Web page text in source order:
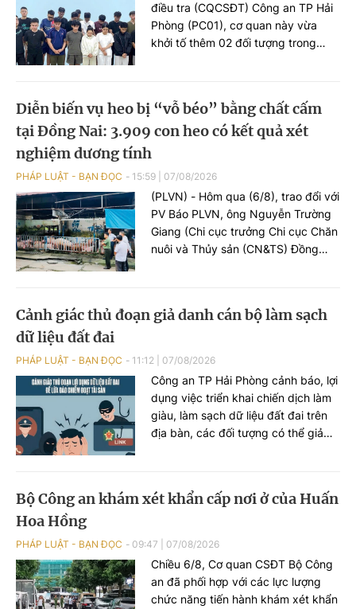
điều tra (CQCSĐT) Công an TP Hải
Phòng (PC01), cơ quan này vừa
khởi tố thêm 02 đối tượng trong
tỉnh Thanh Hoá và đối tượng Hoàng
Xuân Đức (SN 2003), trú tại phường
bạc”.
Diễn biến vụ heo bị “vỗ béo” bằng chất cấm
tại Đồng Nai: 3.909 con heo có kết quả xét
nghiệm dương tính
PHÁP LUẬT - BẠN ĐỌC 15:59 07/08/2026
(PLVN) - Hôm qua (6/8), trao đổi với
PV Báo PLVN, ông Nguyễn Trường
Giang (Chi cục trưởng Chi cục Chăn
nuôi và Thủy sản (CN&TS) Đồng
(thuộc nhóm Beta-agonist, chất tạo
nuôi) tại nhiều cơ sở chăn nuôi, thu
Cảnh giác thủ đoạn giả danh cán bộ làm sạch
dữ liệu đất đai
PHÁP LUẬT - BẠN ĐỌC 11:12 07/08/2026
Công an TP Hải Phòng cảnh báo, lợi
dụng việc triển khai chiến dịch làm
giàu, làm sạch dữ liệu đất đai trên
địa bàn, các đối tượng có thể giả
đoạt tài sản của người dân.
Bộ Công an khám xét khẩn cấp nơi ở của Huấn
Hoa Hồng
PHÁP LUẬT - BẠN ĐỌC 09:47 07/08/2026
Chiều 6/8, Cơ quan CSĐT Bộ Công
an đã phối hợp với các lực lượng
chức năng tiến hành khám xét khẩn